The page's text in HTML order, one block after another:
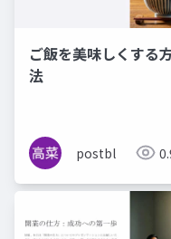
ご飯を美味しくする
法
postbl